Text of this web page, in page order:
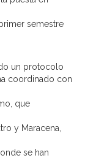
semestre
un protocolo
coordinado con
que
y Maracena,
se han